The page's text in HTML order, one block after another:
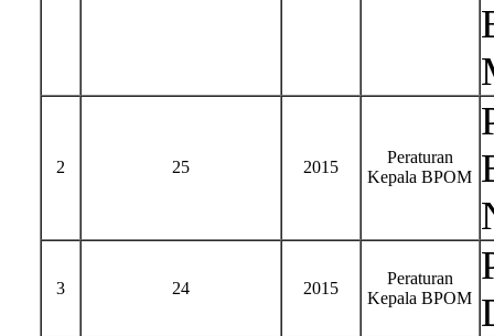
2 25 2015
Peraturan
Kepala BPOM
3 24 2015
Peraturan
Kepala BPOM